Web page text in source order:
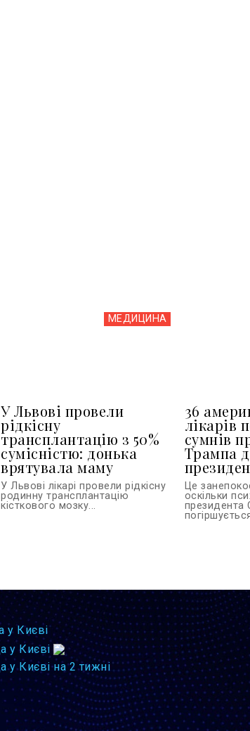
МЕДИЦИНА
У Львові провели
рідкісну
трансплантацію з 50%
сумісністю: донька
врятувала маму
У Львові лікарі провели рідкісну
родинну трансплантацію
кісткового мозку...
36
лікарів
сумнів
Трампа
Це
оскільки
президента